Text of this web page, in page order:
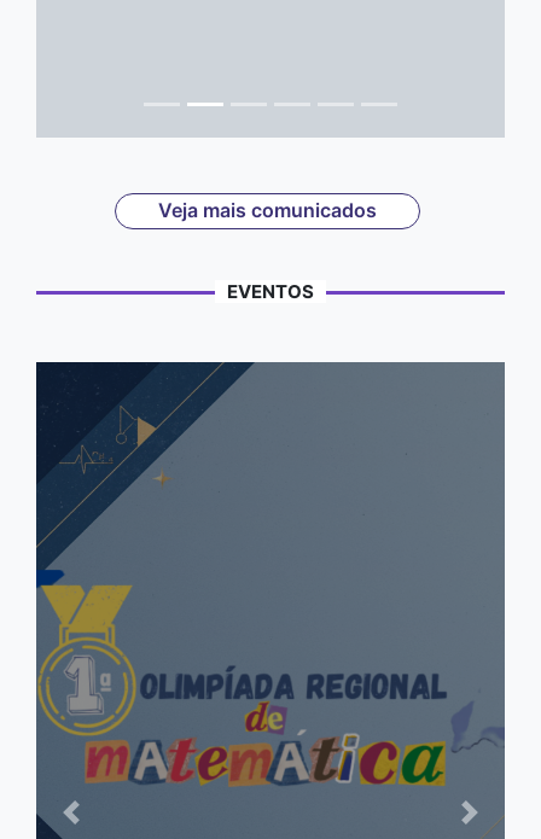
Veja mais comunicados
EVENTOS
Anterior